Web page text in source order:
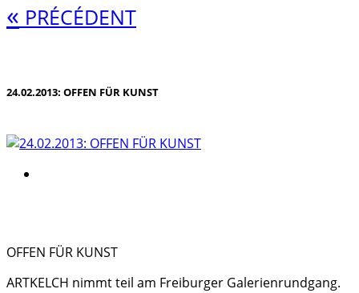
« PRÉCÉDENT
24.02.2013: OFFEN FÜR KUNST
OFFEN FÜR KUNST
ARTKELCH nimmt teil am Freiburger Galerienrundgang.